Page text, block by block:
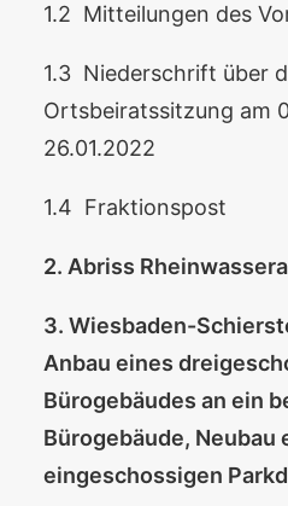
1.2 Mitteilungen des
1.3 Niederschrift über
Ortsbeiratssitzung am
26.01.2022
1.4 Fraktionspost
2. Abriss
3. Wiesbaden-
Anbau eines
Bürogebäudes an ein
Bürogebäude, Neubau
eingeschossigen